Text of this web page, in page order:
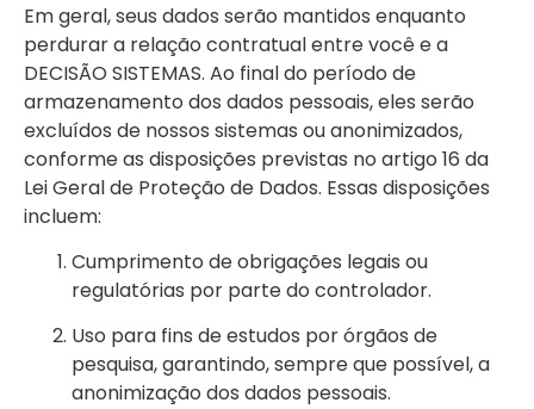
Em geral, seus dados serão mantidos enquanto
perdurar a relação contratual entre você e a
DECISÃO SISTEMAS. Ao final do período de
armazenamento dos dados pessoais, eles serão
excluídos de nossos sistemas ou anonimizados,
conforme as disposições previstas no artigo 16 da
Lei Geral de Proteção de Dados. Essas disposições
incluem:
Cumprimento de obrigações legais ou
regulatórias por parte do controlador.
Uso para fins de estudos por órgãos de
pesquisa, garantindo, sempre que possível, a
anonimização dos dados pessoais.